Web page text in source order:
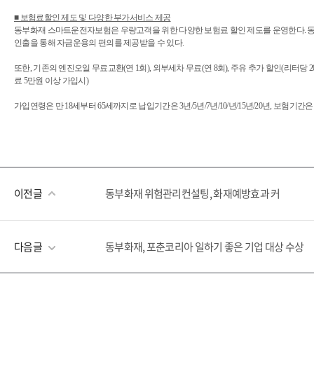
■ 보험료할인 제도 및 다양한 부가서비스 제공
동부화재 스마트운전자보험은 우량고객을 위한 다양한 보험료 할인 제도를 운영한다.
인출을 통해 자금운용의 편의를 제공받을 수 있다.
또한, 기존의 엔진오일 무료교환(연 1회), 외부세차 무료(연 8회), 주유 추가 할인(리터
료 5만원 이상 가입시)
가입연령은 만 18세부터 65세까지로 납입기간은 3년/5년/7년/10/년/15년/20년, 보험기
이전글 동부화재 위험관리컨설팅, 화재예방효과 커
다음글 동부화재, 포춘코리아 일하기 좋은 기업 대상 수상